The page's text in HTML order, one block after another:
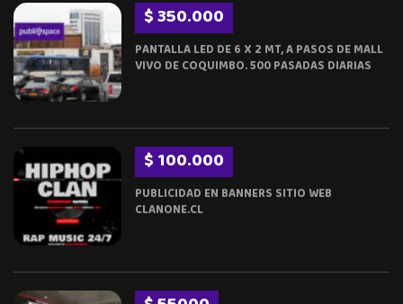
$ 350.000
PANTALLA LED DE 6 X 2 MT, A PASOS DE MALL
VIVO DE COQUIMBO. 500 PASADAS DIARIAS
$ 100.000
PUBLICIDAD EN BANNERS SITIO WEB
CLANONE.CL